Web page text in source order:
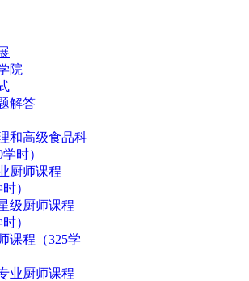
院
解答
和高级食品科
时）
厨师课程
）
级厨师课程
）
课程（325学
业厨师课程